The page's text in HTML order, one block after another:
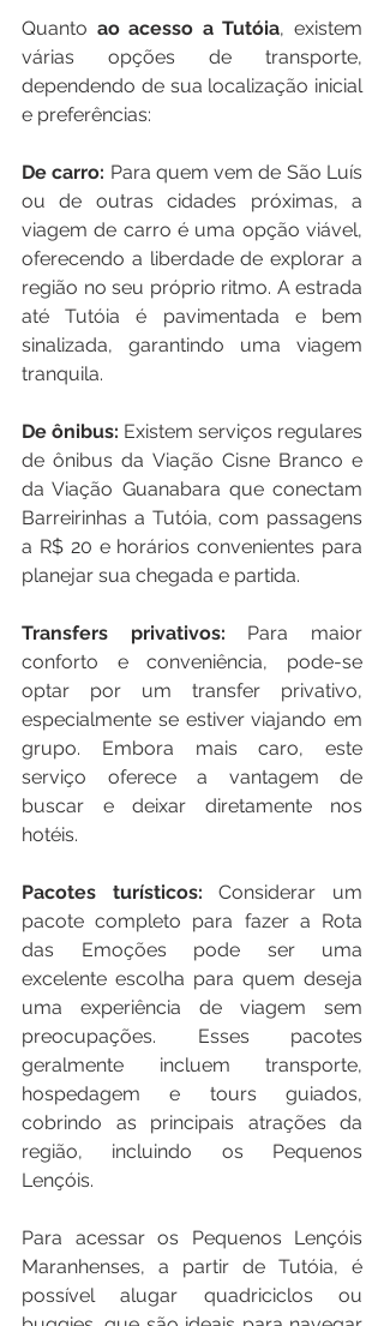
Quanto ao acesso a Tutóia, existem
várias opções de transporte,
dependendo de sua localização inicial
e preferências:
De carro: Para quem vem de São Luís
ou de outras cidades próximas, a
viagem de carro é uma opção viável,
oferecendo a liberdade de explorar a
região no seu próprio ritmo. A estrada
até Tutóia é pavimentada e bem
sinalizada, garantindo uma viagem
tranquila.
De ônibus: Existem serviços regulares
de ônibus da Viação Cisne Branco e
da Viação Guanabara que conectam
Barreirinhas a Tutóia, com passagens
a R$ 20 e horários convenientes para
planejar sua chegada e partida.
Transfers privativos: Para maior
conforto e conveniência, pode-se
optar por um transfer privativo,
especialmente se estiver viajando em
grupo. Embora mais caro, este
serviço oferece a vantagem de
buscar e deixar diretamente nos
hotéis.
Pacotes turísticos: Considerar um
pacote completo para fazer a Rota
das Emoções pode ser uma
excelente escolha para quem deseja
uma experiência de viagem sem
preocupações. Esses pacotes
geralmente incluem transporte,
hospedagem e tours guiados,
cobrindo as principais atrações da
região, incluindo os Pequenos
Lençóis.
Para acessar os Pequenos Lençóis
Maranhenses, a partir de Tutóia, é
possível alugar quadriciclos ou